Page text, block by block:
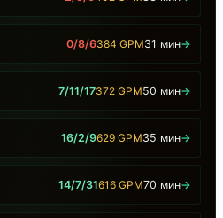
0/8/6384 GPM31 мин→
7/11/17372 GPM50 мин→
16/2/9629 GPM35 мин→
14/7/31616 GPM70 мин→